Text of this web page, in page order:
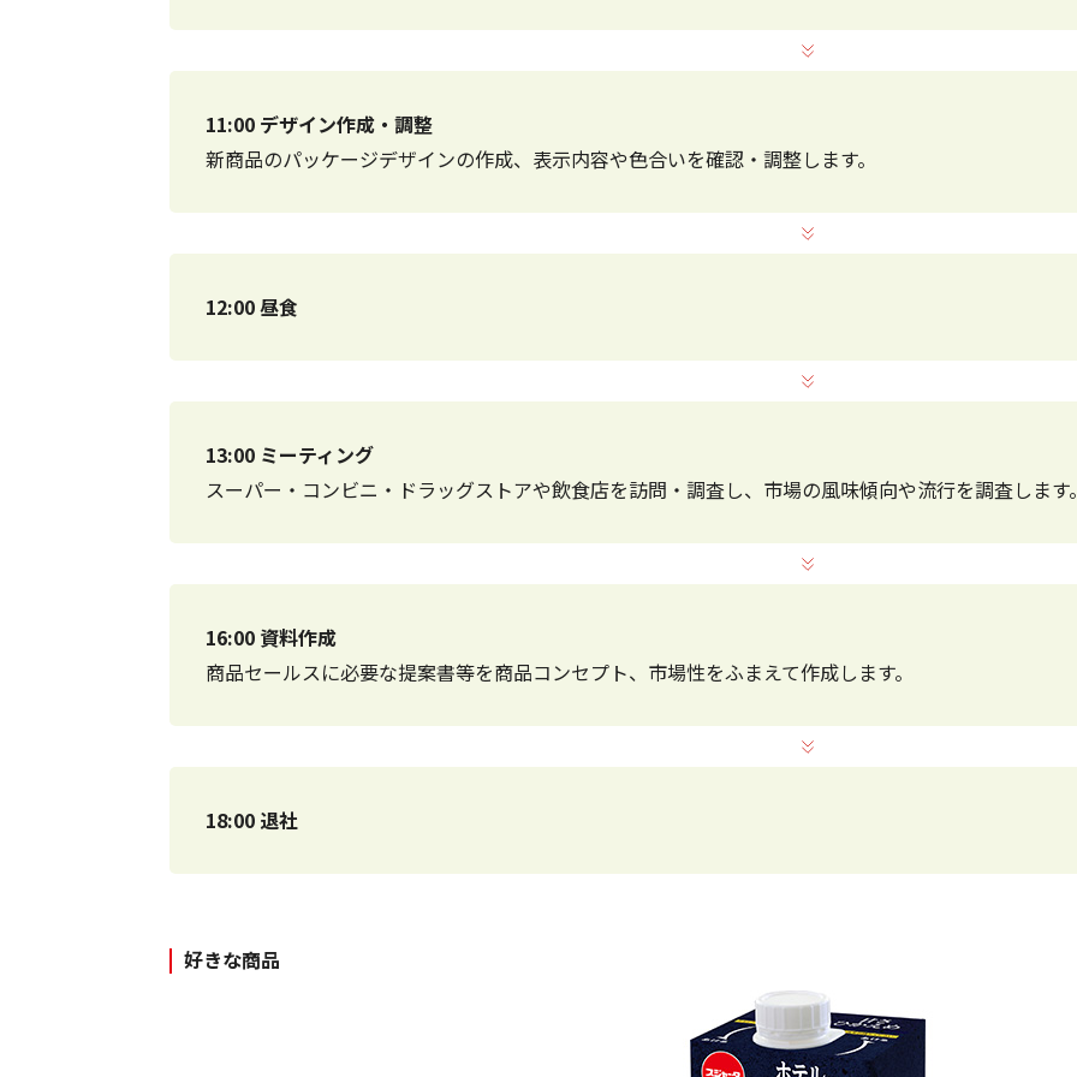
11:00 デザイン作成・調整
新商品のパッケージデザインの作成、表示内容や色合いを確認・調整します。
12:00 昼食
13:00 ミーティング
スーパー・コンビニ・ドラッグストアや飲食店を訪問・調査し、市場の風味傾向や流行を調査します
16:00 資料作成
商品セールスに必要な提案書等を商品コンセプト、市場性をふまえて作成します。
18:00 退社
好きな商品